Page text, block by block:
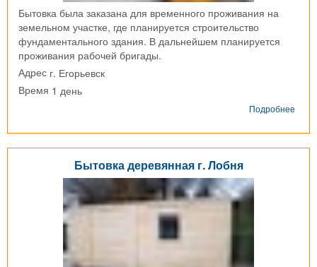
Бытовка была заказана для временного проживания на
земельном участке, где планируется строительство
фундаментального здания. В дальнейшем планируется
проживания рабочей бригады.
Адрес г. Егорьевск
Время 1 день
Подробнее
Бытовка деревянная г. Лобня